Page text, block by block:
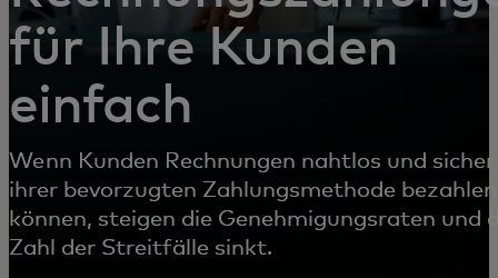
für Ihre Kunden
einfach
Wenn Kunden Rechnungen nahtlos und
ihrer bevorzugten Zahlungsmethode bezahlen
können, steigen die Genehmigungsraten und
Zahl der Streitfälle sinkt.